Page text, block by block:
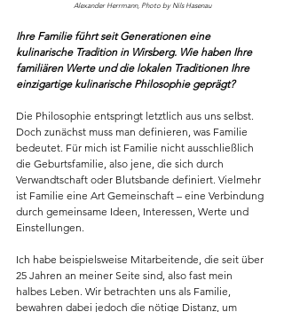
Alexander Herrmann, Photo by Nils Hasenau
Ihre Familie führt seit Generationen eine
kulinarische Tradition in Wirsberg. Wie haben Ihre
familiären Werte und die lokalen Traditionen Ihre
einzigartige kulinarische Philosophie geprägt?
Die Philosophie entspringt letztlich aus uns selbst.
Doch zunächst muss man definieren, was Familie
bedeutet. Für mich ist Familie nicht ausschließlich
die Geburtsfamilie, also jene, die sich durch
Verwandtschaft oder Blutsbande definiert. Vielmehr
ist Familie eine Art Gemeinschaft – eine Verbindung
durch gemeinsame Ideen, Interessen, Werte und
Einstellungen.
Ich habe beispielsweise Mitarbeitende, die seit über
25 Jahren an meiner Seite sind, also fast mein
halbes Leben. Wir betrachten uns als Familie,
bewahren dabei jedoch die nötige Distanz, um